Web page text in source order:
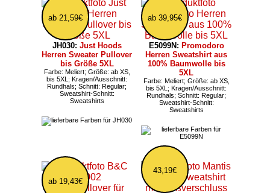
ab 21,59€
JH030: Just Hoods
Herren Sweater Pullover
bis Größe 5XL
Farbe: Meliert; Größe: ab XS,
bis 5XL; Kragen/Ausschnitt:
Rundhals; Schnitt: Regular;
Sweatshirt-Schnitt:
Sweatshirts
ab 39,95€
E5099N: Promodoro
Herren Sweatshirt aus
100% Baumwolle bis
5XL
Farbe: Meliert; Größe: ab XS,
bis 5XL; Kragen/Ausschnitt:
Rundhals; Schnitt: Regular;
Sweatshirt-Schnitt:
Sweatshirts
ab 19,43€
43,19€